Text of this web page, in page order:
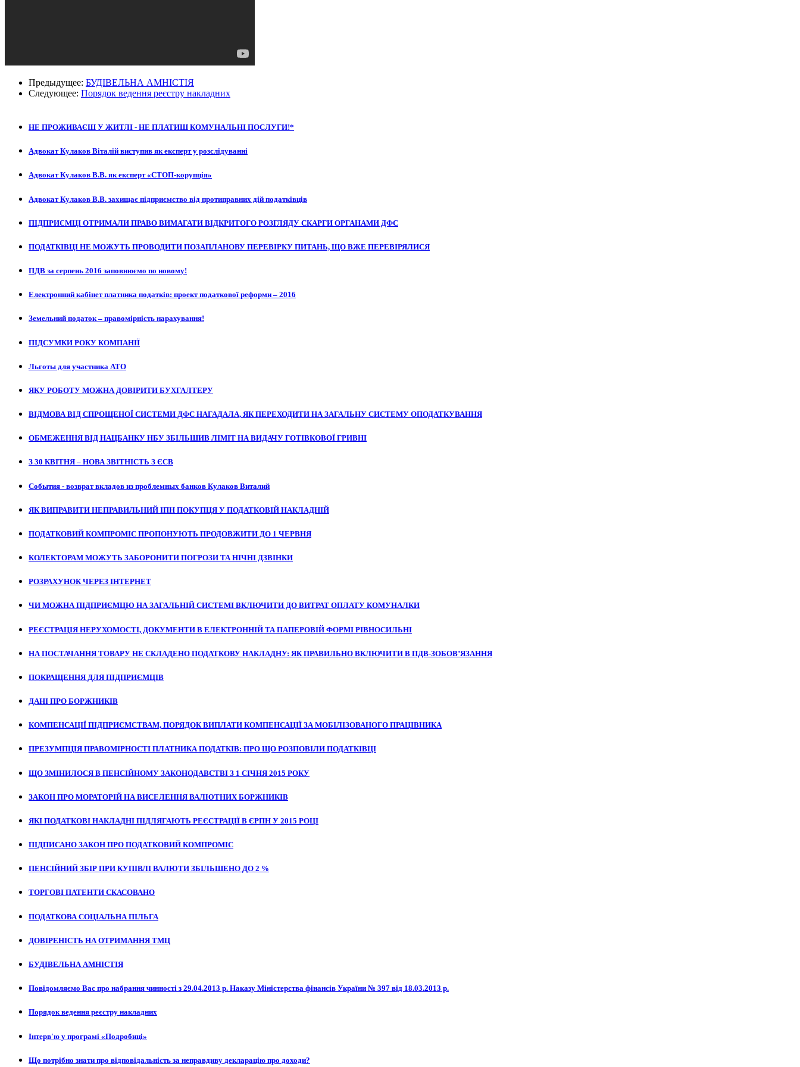
Предыдущее: БУДІВЕЛЬНА АМНІСТІЯ
Следующее: Порядок ведення реєстру накладних
НЕ ПРОЖИВАЄШ У ЖИТЛІ - НЕ ПЛАТИШ КОМУНАЛЬНІ ПОСЛУГИ!*
Адвокат Кулаков Віталій виступив як експерт у розслідуванні
Адвокат Кулаков В.В. як експерт «СТОП-корупція»
Адвокат Кулаков В.В. захищає підприємство від протиправних дій податківців
ПІДПРИЄМЦІ ОТРИМАЛИ ПРАВО ВИМАГАТИ ВІДКРИТОГО РОЗГЛЯДУ СКАРГИ ОРГАНАМИ ДФС
ПОДАТКІВЦІ НЕ МОЖУТЬ ПРОВОДИТИ ПОЗАПЛАНОВУ ПЕРЕВІРКУ ПИТАНЬ, ЩО ВЖЕ ПЕРЕВІРЯЛИСЯ
ПДВ за серпень 2016 заповнюємо по новому!
Електронний кабінет платника податків: проект податкової реформи – 2016
Земельний податок – правомірність нарахування!
ПІДСУМКИ РОКУ КОМПАНІЇ
Льготы для участника АТО
ЯКУ РОБОТУ МОЖНА ДОВІРИТИ БУХГАЛТЕРУ
ВІДМОВА ВІД СПРОЩЕНОЇ СИСТЕМИ ДФС НАГАДАЛА, ЯК ПЕРЕХОДИТИ НА ЗАГАЛЬНУ СИСТЕМУ ОПОДАТКУВАННЯ
ОБМЕЖЕННЯ ВІД НАЦБАНКУ НБУ ЗБІЛЬШИВ ЛІМІТ НА ВИДАЧУ ГОТІВКОВОЇ ГРИВНІ
З 30 КВІТНЯ – НОВА ЗВІТНІСТЬ З ЄСВ
События - возврат вкладов из проблемных банков Кулаков Виталий
ЯК ВИПРАВИТИ НЕПРАВИЛЬНИЙ ІПН ПОКУПЦЯ У ПОДАТКОВІЙ НАКЛАДНІЙ
ПОДАТКОВИЙ КОМПРОМІС ПРОПОНУЮТЬ ПРОДОВЖИТИ ДО 1 ЧЕРВНЯ
КОЛЕКТОРАМ МОЖУТЬ ЗАБОРОНИТИ ПОГРОЗИ ТА НІЧНІ ДЗВІНКИ
РОЗРАХУНОК ЧЕРЕЗ ІНТЕРНЕТ
ЧИ МОЖНА ПІДПРИЄМЦЮ НА ЗАГАЛЬНІЙ СИСТЕМІ ВКЛЮЧИТИ ДО ВИТРАТ ОПЛАТУ КОМУНАЛКИ
РЕЄСТРАЦІЯ НЕРУХОМОСТІ, ДОКУМЕНТИ В ЕЛЕКТРОННІЙ ТА ПАПЕРОВІЙ ФОРМІ РІВНОСИЛЬНІ
НА ПОСТАЧАННЯ ТОВАРУ НЕ СКЛАДЕНО ПОДАТКОВУ НАКЛАДНУ: ЯК ПРАВИЛЬНО ВКЛЮЧИТИ В ПДВ-ЗОБОВ’ЯЗАННЯ
ПОКРАЩЕННЯ ДЛЯ ПІДПРИЄМЦІВ
ДАНІ ПРО БОРЖНИКІВ
КОМПЕНСАЦІЇ ПІДПРИЄМСТВАМ, ПОРЯДОК ВИПЛАТИ КОМПЕНСАЦІЇ ЗА МОБІЛІЗОВАНОГО ПРАЦІВНИКА
ПРЕЗУМПЦІЯ ПРАВОМІРНОСТІ ПЛАТНИКА ПОДАТКІВ: ПРО ЩО РОЗПОВІЛИ ПОДАТКІВЦІ
ЩО ЗМІНИЛОСЯ В ПЕНСІЙНОМУ ЗАКОНОДАВСТВІ З 1 СІЧНЯ 2015 РОКУ
ЗАКОН ПРО МОРАТОРІЙ НА ВИСЕЛЕННЯ ВАЛЮТНИХ БОРЖНИКІВ
ЯКІ ПОДАТКОВІ НАКЛАДНІ ПІДЛЯГАЮТЬ РЕЄСТРАЦІЇ В ЄРПН У 2015 РОЦІ
ПІДПИСАНО ЗАКОН ПРО ПОДАТКОВИЙ КОМПРОМІС
ПЕНСІЙНИЙ ЗБІР ПРИ КУПІВЛІ ВАЛЮТИ ЗБІЛЬШЕНО ДО 2 %
ТОРГОВІ ПАТЕНТИ СКАСОВАНО
ПОДАТКОВА СОЦІАЛЬНА ПІЛЬГА
ДОВІРЕНІСТЬ НА ОТРИМАННЯ ТМЦ
БУДІВЕЛЬНА АМНІСТІЯ
Повідомляємо Вас про набрання чинності з 29.04.2013 р. Наказу Міністерства фінансів України № 397 від 18.03.2013 р.
Порядок ведення реєстру накладних
Інтерв'ю у програмі «Подробиці»
Що потрібно знати про відповідальність за неправдиву декларацію про доходи?